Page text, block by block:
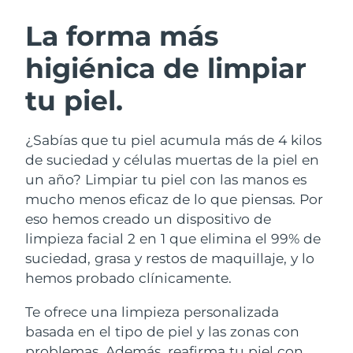
La forma más
higiénica de limpiar
tu piel.
¿Sabías que tu piel acumula más de 4 kilos
de suciedad y células muertas de la piel en
un año? Limpiar tu piel con las manos es
mucho menos eficaz de lo que piensas. Por
eso hemos creado un dispositivo de
limpieza facial 2 en 1 que elimina el 99% de
suciedad, grasa y restos de maquillaje, y lo
hemos probado clínicamente.
Te ofrece una limpieza personalizada
basada en el tipo de piel y las zonas con
Limpieza facial
Anti-aging massage
LUNA™ 4 Plus
Massage, LED heating
LUNA™ 4 Men
Microcurrent toning
BEAR™ 2 go
Microcurrent toning on-the-go
BEAR™ 2 eyes & lips
Hidratación
UFO™ 3 pack
Deep facial hydration
Near-infrared and red light therapy
device
Cuidado bucal
issa™ 4
Hybrid silicone sonic toothbrush
Smart hybrid silicone sonic toothbrush
TRATAMIENTO ANTIEDAD FAQ™
Antiedad Tratamientos LED
NEW
Austria
Baréin Entrega prevista 9/8/26
Bélgica
Bermudas Entrega prevista 14/8/26
Bosnia y Herzegovina Entrega prevista
Brunéi Entrega prevista
Bulgaria Entrega prevista8/8/26
Canadá Entrega prevista
Chile Entrega prevista